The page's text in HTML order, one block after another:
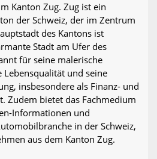
Kanton Zug. Zug ist ein
der Schweiz, der im Zentrum
des Kantons ist
Stadt am Ufer des
für seine malerische
Lebensqualität und seine
insbesondere als Finanz- und
Zudem bietet das Fachmedium
Informationen und
in der Schweiz,
aus dem Kanton Zug.